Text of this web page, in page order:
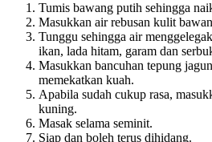
Tumis bawang putih sehingga
Masukkan air rebusan kulit
Tunggu sehingga air
ikan, lada hitam, garam dan
Masukkan bancuhan tepung
memekatkan kuah.
Apabila sudah cukup rasa,
kuning.
Masak selama seminit.
Siap dan boleh terus dihidang.